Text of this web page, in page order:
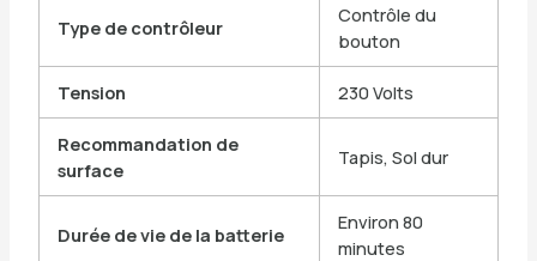
Type de contrôleur
Contrôle du
bouton
Tension 230 Volts
Recommandation de
surface
Tapis, Sol dur
Durée de vie de la batterie
Environ 80
minutes